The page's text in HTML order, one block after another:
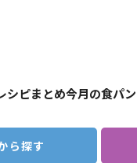
シピまとめ今月の食パン
ら探す